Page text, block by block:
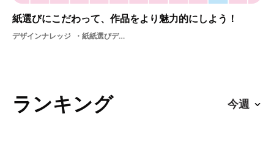
紙選びにこだわって、作品をより魅力的にしよう！
デザインナレッジ 紙紙選びデザイン制作作品制作物
ランキング